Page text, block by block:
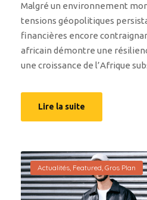
Malgré un environnement
tensions géopolitiques
financières encore
africain démontre une
une croissance de l’Afrique
Lire la suite
Actualités, Featured, Gros Plan